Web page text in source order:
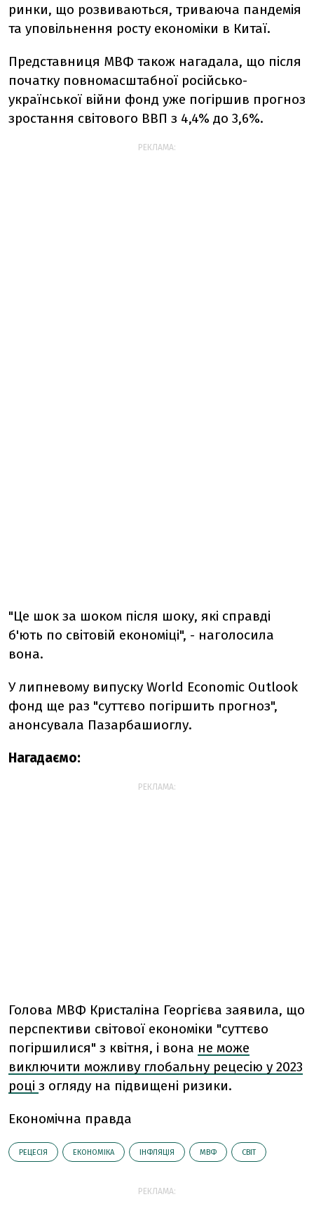
ринки, що розвиваються, триваюча пандемія
та уповільнення росту економіки в Китаї.
Представниця МВФ також нагадала, що після
початку повномасштабної російсько-
української війни фонд уже погіршив прогноз
зростання світового ВВП з 4,4% до 3,6%.
РЕКЛАМА:
"Це шок за шоком після шоку, які справді
б'ють по світовій економіці", - наголосила
вона.
У липневому випуску World Economic Outlook
фонд ще раз "суттєво погіршить прогноз",
анонсувала Пазарбашиоглу.
Нагадаємо:
РЕКЛАМА:
Голова МВФ Кристаліна Георгієва заявила, що
перспективи світової економіки "суттєво
погіршилися" з квітня, і вона не може
виключити можливу глобальну рецесію у 2023
році з огляду на підвищені ризики.
Економічна правда
РЕЦЕСІЯ ЕКОНОМІКА ІНФЛЯЦІЯ МВФ СВІТ
РЕКЛАМА: